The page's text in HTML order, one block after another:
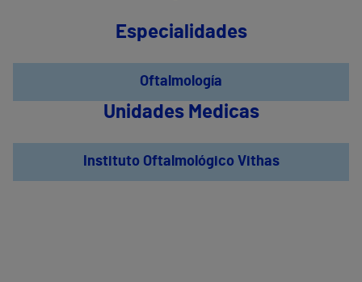
Especialidades
Oftalmología
Unidades Medicas
Instituto Oftalmológico Vithas